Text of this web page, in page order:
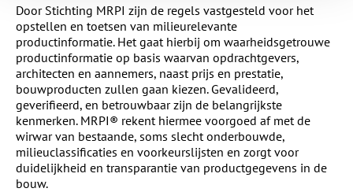
Door Stichting MRPI zijn de regels vastgesteld voor het
opstellen en toetsen van milieurelevante
productinformatie. Het gaat hierbij om waarheidsgetrouwe
productinformatie op basis waarvan opdrachtgevers,
architecten en aannemers, naast prijs en prestatie,
bouwproducten zullen gaan kiezen. Gevalideerd,
geverifieerd, en betrouwbaar zijn de belangrijkste
kenmerken. MRPI® rekent hiermee voorgoed af met de
wirwar van bestaande, soms slecht onderbouwde,
milieuclassificaties en voorkeurslijsten en zorgt voor
duidelijkheid en transparantie van productgegevens in de
bouw.